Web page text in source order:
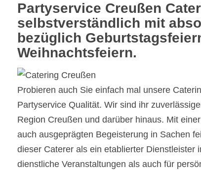
Partyservice Creußen
selbstverständlich mit
bezüglich
Weihnachtsfeiern.
Probieren auch Sie einfach mal unsere
Partyservice Qualität. Wir sind ihr
Region Creußen und darüber hinaus. Mit
auch ausgeprägten Begeisterung in Sachen
dieser Caterer als ein etablierter Dienstleister
dienstliche Veranstaltungen als auch für